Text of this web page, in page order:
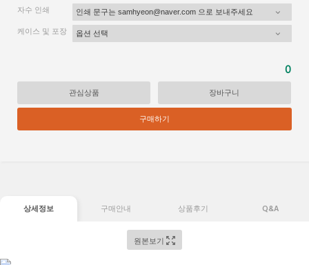
자수 인쇄
케이스 및 포장
0
관심상품 장바구니
구매하기
상세정보 구매안내 상품후기 Q&A
원본보기